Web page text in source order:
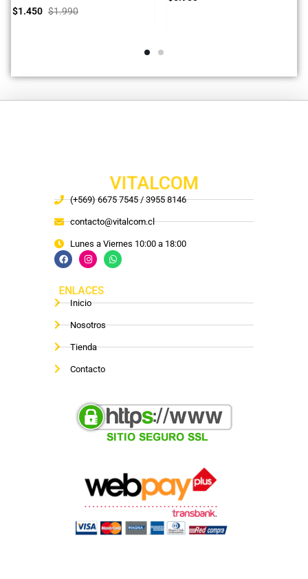
$1.450 $1.990
VITALCOM
(+569) 6675 7545 / 3955 8146
contacto@vitalcom.cl
Lunes a Viernes 10:00 a 18:00
ENLACES
Inicio
Nosotros
Tienda
Contacto